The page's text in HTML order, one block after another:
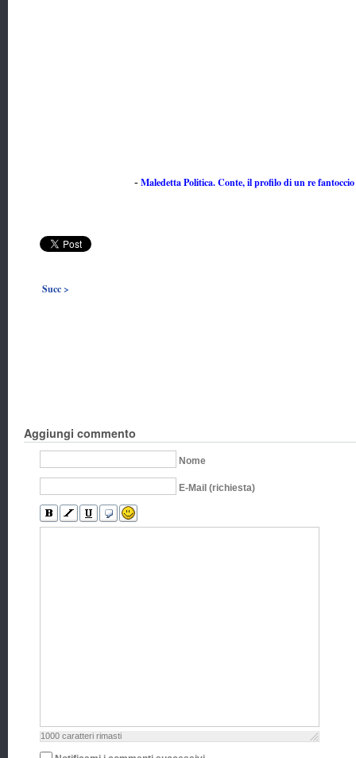
- Maledetta Politica. Conte, il profilo di un re fantoccio
Succ >
Aggiungi commento
Nome
E-Mail (richiesta)
1000 caratteri rimasti